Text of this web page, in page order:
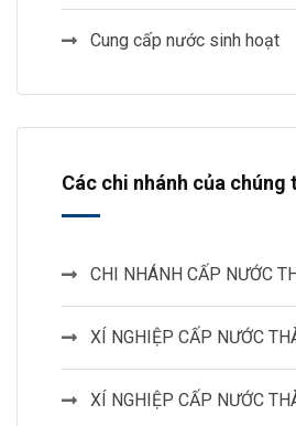
Cung cấp nước sinh hoạt
Các chi nhánh của chúng
CHI NHÁNH CẤP NƯỚC
XÍ NGHIỆP CẤP NƯỚC
XÍ NGHIỆP CẤP NƯỚC